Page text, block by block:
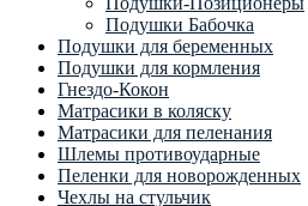
Подушки Бабочка
Подушки для беременных
Подушки для кормления
Гнездо-Кокон
Матрасики в коляску
Матрасики для пеленания
Шлемы противоударные
Пеленки для новорожденных
Чехлы на стульчик